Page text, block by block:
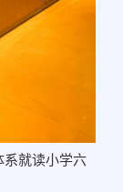
就读小学六